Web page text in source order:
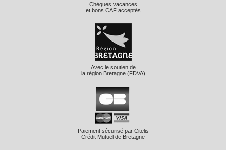
Chèques vacances
et bons CAF acceptés
Avec le soutien de
la région Bretagne (FDVA)
Paiement sécurisé par Citelis
Crédit Mutuel de Bretagne